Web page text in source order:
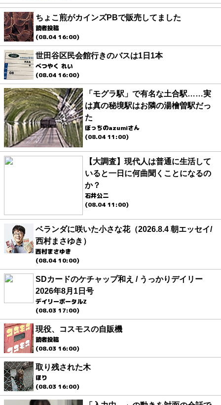
ちょこ煎がカインズPBで販売してました
読者投稿
(08.04 16:00)
世田谷区民会館行きのバスは1日1本
べつやく れい
(08.04 16:00)
「モグラ駅」で有名な土合駅……実
は真の秘境駅はお隣の湯檜曽駅だっ
た
ぼっちのazumiさん
(08.04 11:00)
【大調査】現代人は普通に生活して
いると一日に何曲聞くことになるの
か？
石井公二
(08.04 11:00)
ベランダに咲いた小さな花（2026.8.4 朝エッセイ/
西村まさゆき）
西村まさゆき
(08.04 10:00)
SDカードのケチャップ和え / うっかりデイリー
2026年8月1日号
デイリーポータルZ
(08.03 17:00)
現役、コスモスの自販機
読者投稿
(08.03 16:00)
取り残された木
ほり
(08.03 16:00)